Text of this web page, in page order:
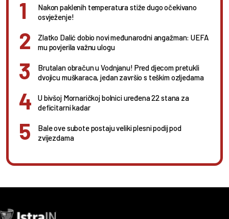
Nakon paklenih temperatura stiže dugo očekivano
osvježenje!
Zlatko Dalić dobio novi međunarodni angažman: UEFA
mu povjerila važnu ulogu
Brutalan obračun u Vodnjanu! Pred djecom pretukli
dvojicu muškaraca, jedan završio s teškim ozljedama
U bivšoj Mornaričkoj bolnici uređena 22 stana za
deficitarni kadar
Bale ove subote postaju veliki plesni podij pod
zvijezdama